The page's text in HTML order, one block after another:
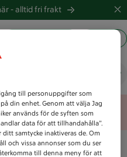
-alltid fri frakt
error
till personuppgifter som
din enhet. Genom att välja Jag
används för de syften som
data för att tillhandahålla”.
samtycke inaktiveras de. Om
och vissa annonser som du ser
till denna meny för att